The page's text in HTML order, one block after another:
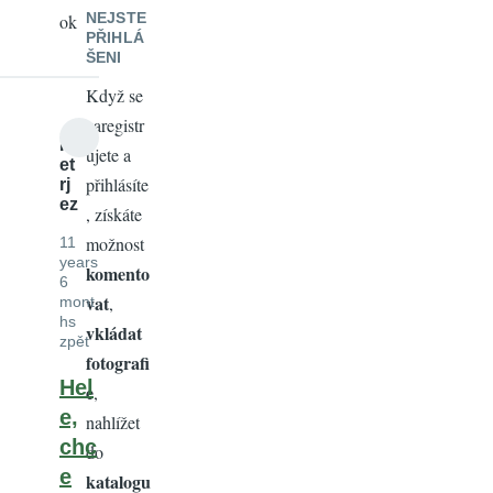
ok
P
et
rj
ez
11
years
6
mont
hs
zpět
Hel
e,
chc
e
NEJSTE
PŘIHLÁ
ŠENI
Když se
zaregistr
ujete a
přihlásíte
, získáte
možnost
komento
vat,
vkládat
fotografi
e,
nahlížet
do
katalogu